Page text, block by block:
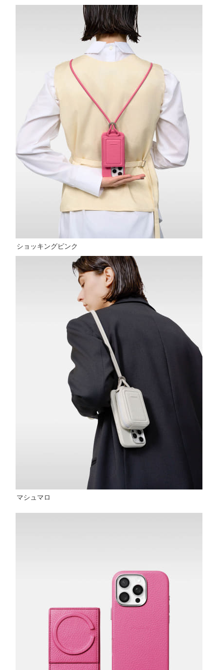
ショッキングピンク
マシュマロ